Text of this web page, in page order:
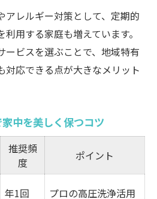
ットと注意点
機依頼時のチェックポイン
グを依頼する頻度の目安
ングの費用負担ポイント
ない掃除チェックリスト
とトラブル回避法
掃契約時の注意点
アレルギー対策として、定期的
用する家庭も増えています。
ービスを選ぶことで、地域特有
対応できる点が大きなメリット
中を美しく保つコツ
推奨頻
度
ポイント
年1回 プロの高圧洗浄活用